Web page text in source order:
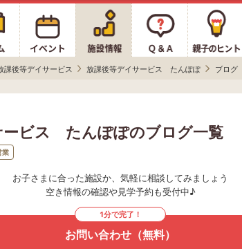
課後等デイサービス 放課後等デイサービス たんぽぽ ブログ
ービス たんぽぽのブログ一覧
業
お子さまに合った施設か、気軽に相談してみましょう
空き情報の確認や見学予約も受付中♪
1分で完了！
お問い合わせ（無料）